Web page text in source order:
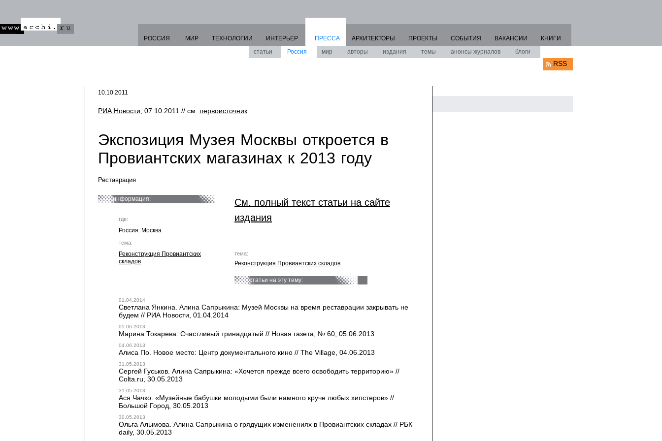
РОССИЯ МИР ТЕХНОЛОГИИ ИНТЕРЬЕР
ПРЕССА
статьи
Россия мир авторы издания темы анонсы журналов блоги
АРХИТЕКТОРЫ ПРОЕКТЫ СОБЫТИЯ ВАКАНСИИ КНИГИ
RSS
10.10.2011
РИА Новости , 07.10.2011 // см. первоисточник
Экспозиция Музея Москвы откроется в
Провиантских магазинах к 2013 году
Реставрация
информация:
где:
Россия. Москва
тема:
Реконструкция Провиантских
складов
См. полный текст статьи на сайте
издания
тема:
Реконструкция Провиантских складов
статьи на эту тему:
01.04.2014
Светлана Янкина. Алина Сапрыкина: Музей Москвы на время реставрации закрывать не
будем // РИА Новости, 01.04.2014
05.06.2013
Марина Токарева. Счастливый тринадцатый // Новая газета, № 60, 05.06.2013
04.06.2013
Алиса По. Новое место: Центр документального кино // The Village, 04.06.2013
31.05.2013
Сергей Гуськов. Алина Сапрыкина: «Хочется прежде всего освободить территорию» //
Colta.ru, 30.05.2013
31.05.2013
Ася Чачко. «Музейные бабушки молодыми были намного круче любых хипстеров» //
Большой Город, 30.05.2013
30.05.2013
Ольга Алымова. Алина Сапрыкина о грядущих изменениях в Провиантских складах // РБК
daily, 30.05.2013